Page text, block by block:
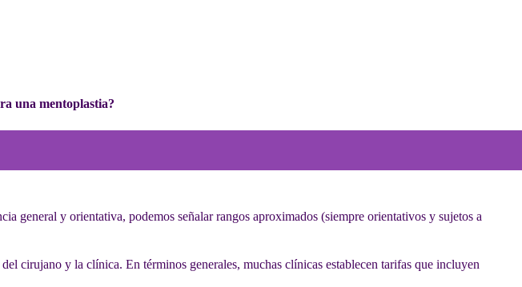
una mentoplastia?
general y orientativa, podemos señalar rangos aproximados (siempre orientativos y sujetos a
cirujano y la clínica. En términos generales, muchas clínicas establecen tarifas que incluyen